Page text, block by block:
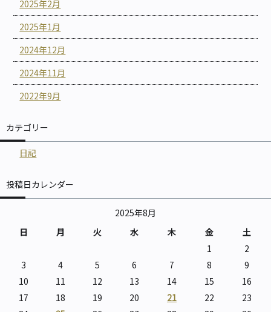
2025年2月
2025年1月
2024年12月
2024年11月
2022年9月
カテゴリー
日記
投稿日カレンダー
2025年8月
日
月 火 水 木 金
土
1
2
3
4 5 6 7 8
9
10
11 12 13 14 15
16
17
18 19 20 21 22
23